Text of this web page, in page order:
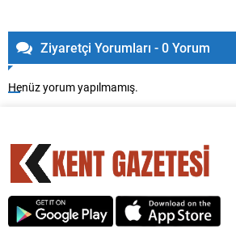
Ziyaretçi Yorumları - 0 Yorum
Henüz yorum yapılmamış.